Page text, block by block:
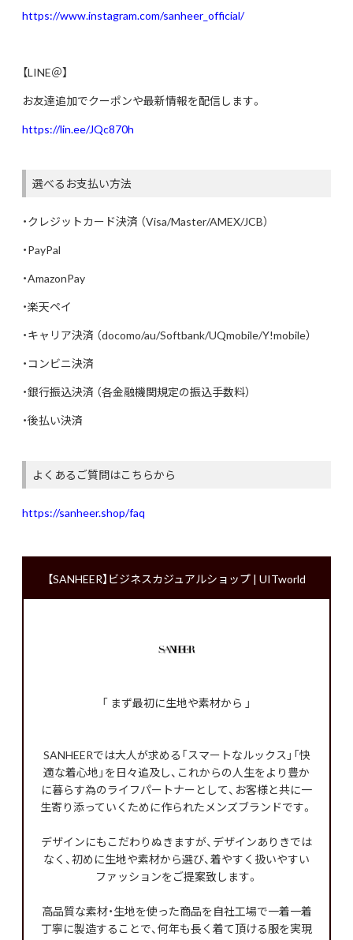
https://www.instagram.com/sanheer_official/
【LINE＠】
お友達追加でクーポンや最新情報を配信します。
https://lin.ee/JQc870h
選べるお支払い方法
・クレジットカード決済 （Visa/Master/AMEX/JCB）
・PayPal
・AmazonPay
・楽天ペイ
・キャリア決済 （docomo/au/Softbank/UQmobile/Y!mobile）
・コンビニ決済
・銀行振込決済 （各金融機関規定の振込手数料）
・後払い決済
よくあるご質問はこちらから
https://sanheer.shop/faq
【SANHEER】ビジネスカジュアルショップ | UITworld
「 まず最初に生地や素材から 」
SANHEERでは大人が求める「スマートなルックス」「快
適な着心地」を日々追及し、これからの人生をより豊か
に暮らす為のライフパートナーとして、お客様と共に一
生寄り添っていくために作られたメンズブランドです。
デザインにもこだわりぬきますが、デザインありきでは
なく、初めに生地や素材から選び、着やすく扱いやすい
ファッションをご提案致します。
高品質な素材・生地を使った商品を自社工場で一着一着
丁寧に製造することで、何年も長く着て頂ける服を実現